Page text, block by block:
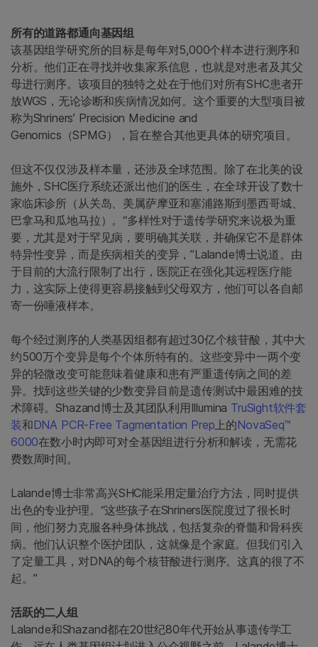
所有的道路都通向基因组
该基因组学研究所的目标是每年对5,000个样本进行测序和
分析。他们正在寻找并收集家系信息，也就是对患者及其父
母进行测序。该项目的独特之处在于他们对所有SHC患者开
放WGS，无论诊断和疾病情况如何。这个重要的大型项目被
称为Shriners’ Precision Medicine and
Genomics（SPMG），旨在整合其他更具体的研究项目。
但这不仅仅涉及样本量，还涉及全球范围。除了在北美的设
施外，SHC医疗系统还派出他们的医生，在全球开设了数十
家临床诊所（从关岛、美属萨摩亚和塞浦路斯到墨西哥城、
巴拿马和瓜地马拉）。“多样性对于遗传学研究来说极为重
要，尤其是对于罕见病，要明确其关联，并确保它不是群体
特异性变异，而是疾病相关的变异，”Lalande博士说道。由
于目前的大流行限制了出行，医院正在强化其远程医疗能
力，这实际上使得更容易接触到父母双方，他们可以各自邮
寄一份唾液样本。
每个经过测序的人类基因组都有超过30亿个核苷酸，其中大
约500万个变异是每个个体所特有的。这些变异中一两个变
异的轻微改变可能意味着健康和患有严重遗传病之间的差
异。找到这些关键的少数变异目前是遗传测试中最困难的技
术障碍。Shazand博士及其团队利用Illumina TruSight软件套
装和DNA PCR-Free Tagmentation Prep 上的NovaSeq™
6000在数小时内即可对全基因组进行分析和解读，无需花
费数周时间。
Lalande博士非常高兴SHC能采用定量治疗方法，同时提供
出色的专业护理。“这些孩子在Shriners医院度过了很长时
间，他们努力克服各种身体挑战，包括复杂的脊髓和骨科疾
病。他们认识整个医护团队，这就像是个家庭。但我们引入
了定量工具，对DNA的每个核苷酸进行测序。这真的很了不
起。”
活跃的二人组
Lalande和Shazand都在20世纪80年代开始从事遗传学工